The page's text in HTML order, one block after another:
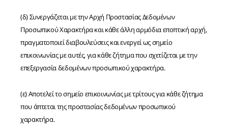
(δ) Συνεργάζεται με την Αρχή Προστασίας Δεδομένων
Προσωπικού Χαρακτήρα και κάθε άλλη αρμόδια εποπτική αρχή,
πραγματοποιεί διαβουλεύσεις και ενεργεί ως σημείο
επικοινωνίας με αυτές, για κάθε ζήτημα που σχετίζεται με την
επεξεργασία δεδομένων προσωπικού χαρακτήρα.
(ε) Αποτελεί το σημείο επικοινωνίας με τρίτους για κάθε ζήτημα
που άπτεται της προστασίας δεδομένων προσωπικού
χαρακτήρα.